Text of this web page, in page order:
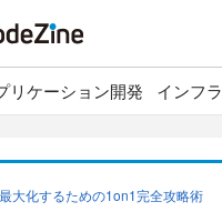
リケーション開発 インフラ
大化するための1on1完全攻略術